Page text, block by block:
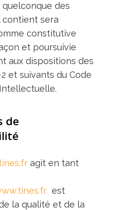
quelconque des
contient sera
constitutive
et poursuivie
aux dispositions des
et suivants du Code
de
agit en tant
est
la qualité et de la